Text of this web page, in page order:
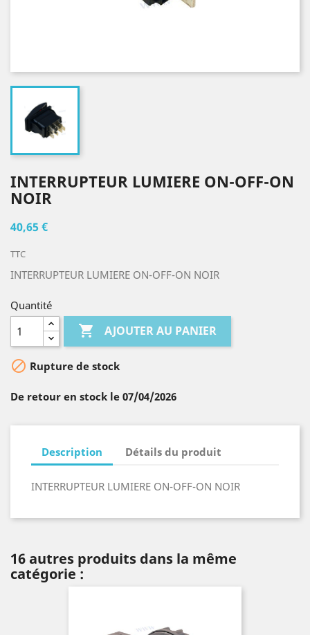
INTERRUPTEUR LUMIERE ON-OFF-ON
NOIR
40,65 €
TTC
INTERRUPTEUR LUMIERE ON-OFF-ON NOIR
Quantité
 AJOUTER AU PANIER
 Rupture de stock
De retour en stock le 07/04/2026
Description Détails du produit
INTERRUPTEUR LUMIERE ON-OFF-ON NOIR
16 autres produits dans la même
catégorie :